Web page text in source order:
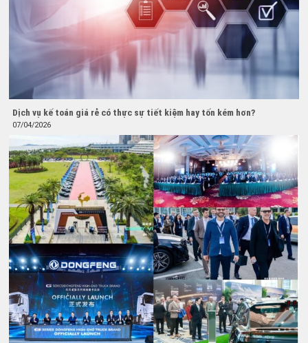
Dịch vụ kế toán giá rẻ có thực sự tiết kiệm hay tốn kém hơn?
07/04/2026